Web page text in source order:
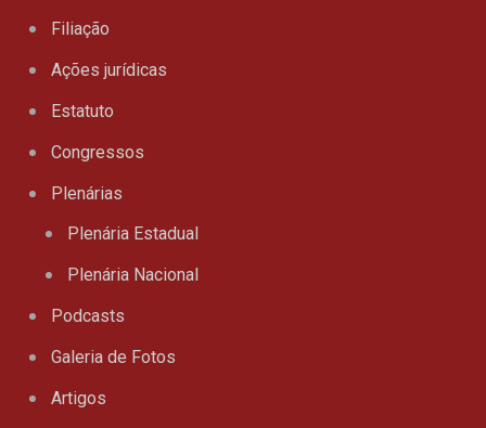
Filiação
Ações jurídicas
Estatuto
Congressos
Plenárias
Plenária Estadual
Plenária Nacional
Podcasts
Galeria de Fotos
Artigos